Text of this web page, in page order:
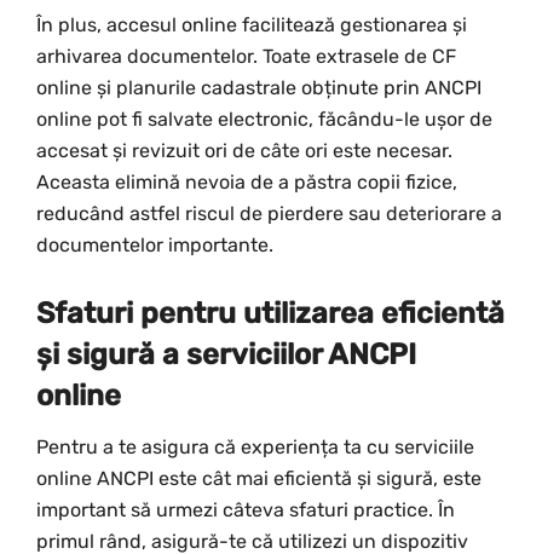
În plus, accesul online facilitează gestionarea și
arhivarea documentelor. Toate extrasele de CF
online și planurile cadastrale obținute prin ANCPI
online pot fi salvate electronic, făcându-le ușor de
accesat și revizuit ori de câte ori este necesar.
Aceasta elimină nevoia de a păstra copii fizice,
reducând astfel riscul de pierdere sau deteriorare a
documentelor importante.
Sfaturi pentru utilizarea eficientă
și sigură a serviciilor ANCPI
online
Pentru a te asigura că experiența ta cu serviciile
online ANCPI este cât mai eficientă și sigură, este
important să urmezi câteva sfaturi practice. În
primul rând, asigură-te că utilizezi un dispozitiv